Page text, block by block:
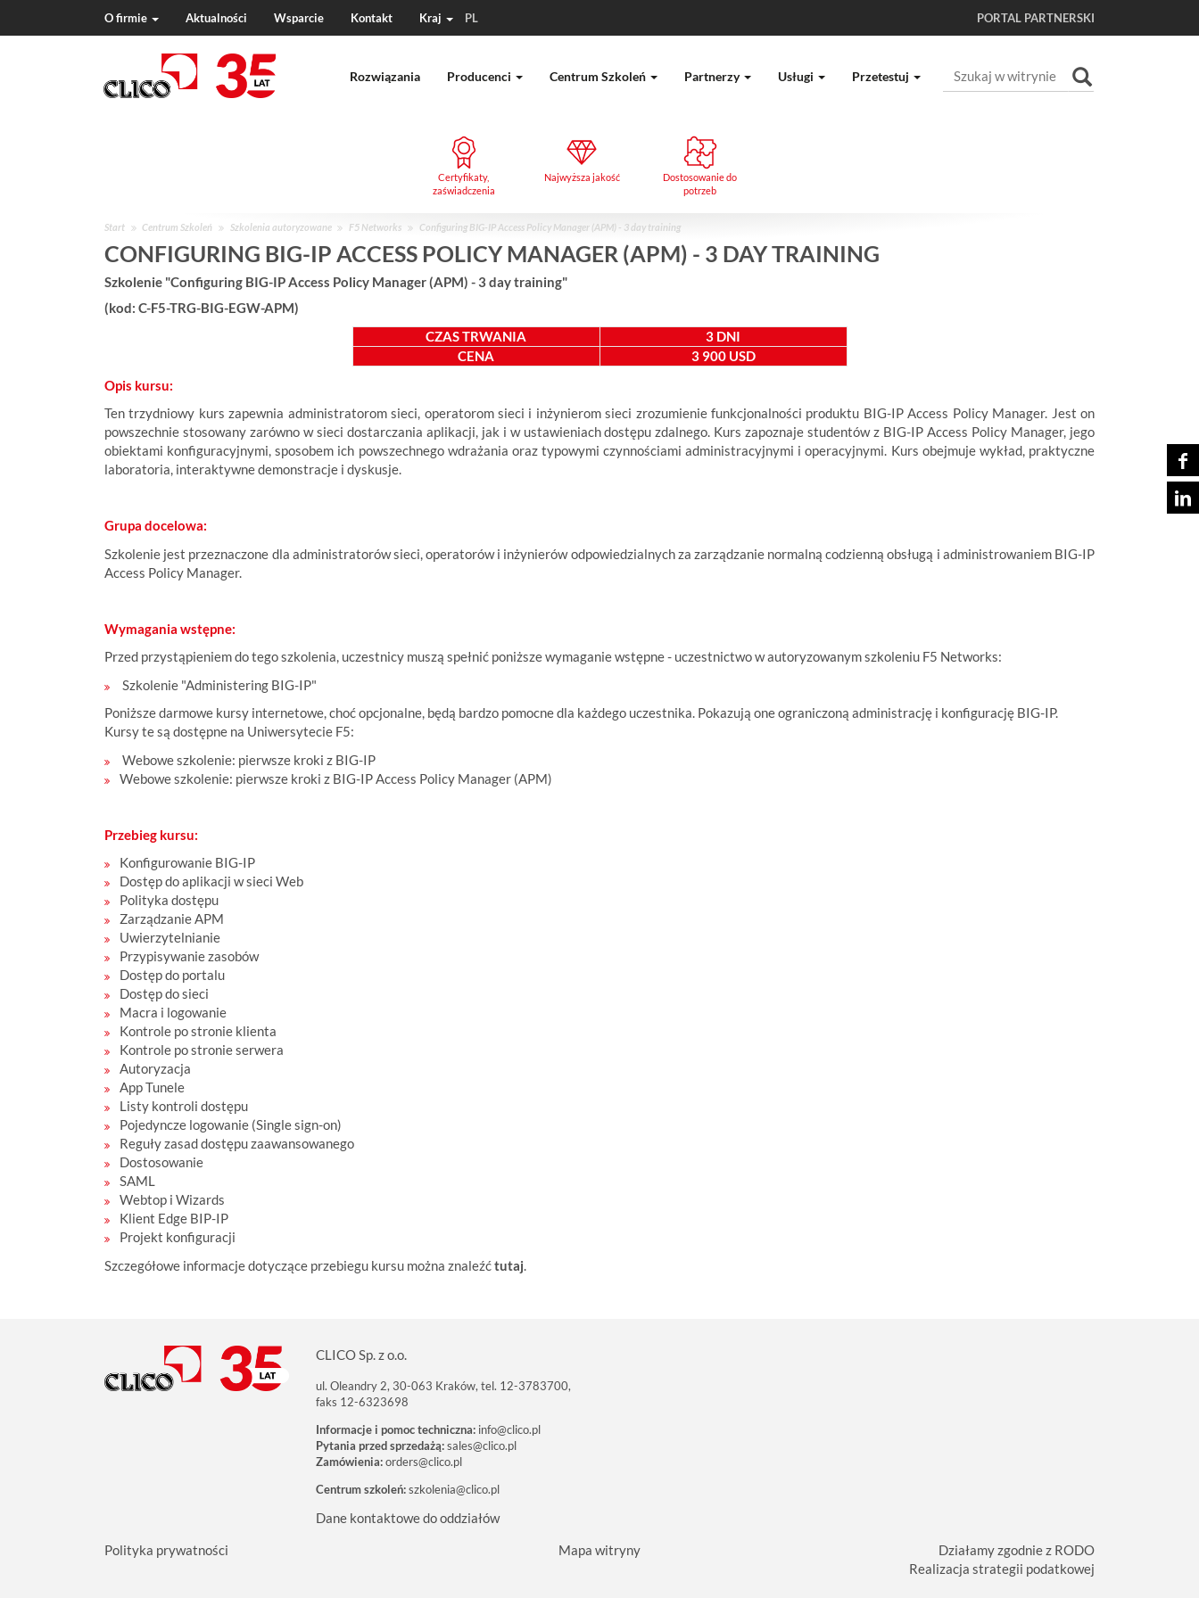
O firmie Aktualności Wsparcie Kontakt Kraj PL PORTAL PARTNERSKI
Rozwiązania Producenci Centrum Szkoleń Partnerzy Usługi Przetestuj
Szukaj
Certyfikaty,
zaświadczenia
Najwyższa jakość
Dostosowanie do
potrzeb
J
e
s
t
e
Start Centrum Szkoleń Szkolenia autoryzowane F5 Networks Configuring BIG-IP Access Policy Manager (APM) - 3 day training
CONFIGURING BIG-IP ACCESS POLICY MANAGER (APM) - 3 DAY TRAINING
Szkolenie "Configuring BIG-IP Access Policy Manager (APM) - 3 day training"
(kod: C-F5-TRG-BIG-EGW-APM)
CZAS TRWANIA
3 DNI
CENA
3 900 USD
Opis kursu:
Ten trzydniowy kurs zapewnia administratorom sieci, operatorom sieci i inżynierom sieci zrozumienie funkcjonalności produktu BIG-IP Access Policy Manager. Jest on
powszechnie stosowany zarówno w sieci dostarczania aplikacji, jak i w ustawieniach dostępu zdalnego. Kurs zapoznaje studentów z BIG-IP Access Policy Manager, jego
obiektami konfiguracyjnymi, sposobem ich powszechnego wdrażania oraz typowymi czynnościami administracyjnymi i operacyjnymi. Kurs obejmuje wykład, praktyczne
laboratoria, interaktywne demonstracje i dyskusje.
Grupa docelowa:
Szkolenie jest przeznaczone dla administratorów sieci, operatorów i inżynierów odpowiedzialnych za zarządzanie normalną codzienną obsługą i administrowaniem BIG-IP
Access Policy Manager.
Wymagania wstępne:
Przed przystąpieniem do tego szkolenia, uczestnicy muszą spełnić poniższe wymaganie wstępne - uczestnictwo w autoryzowanym szkoleniu F5 Networks:
Szkolenie "Administering BIG-IP"
Poniższe darmowe kursy internetowe, choć opcjonalne, będą bardzo pomocne dla każdego uczestnika. Pokazują one ograniczoną administrację i konfigurację BIG-IP.
Kursy te są dostępne na Uniwersytecie F5:
Webowe szkolenie: pierwsze kroki z BIG-IP
Webowe szkolenie: pierwsze kroki z BIG-IP Access Policy Manager (APM)
Przebieg kursu:
Konfigurowanie BIG-IP
Dostęp do aplikacji w sieci Web
Polityka dostępu
Zarządzanie APM
Uwierzytelnianie
Przypisywanie zasobów
Dostęp do portalu
Dostęp do sieci
Macra i logowanie
Kontrole po stronie klienta
Kontrole po stronie serwera
Autoryzacja
App Tunele
Listy kontroli dostępu
Pojedyncze logowanie (Single sign-on)
Reguły zasad dostępu zaawansowanego
Dostosowanie
SAML
Webtop i Wizards
Klient Edge BIP-IP
Projekt konfiguracji
Szczegółowe informacje dotyczące przebiegu kursu można znaleźćtutaj.
CLICO Sp. z o.o.
ul. Oleandry 2, 30-063 Kraków, tel. 12-3783700,
faks 12-6323698
Informacje i pomoc techniczna: info@clico.pl
Pytania przed sprzedażą:sales@clico.pl
Zamówienia:orders@clico.pl
Centrum szkoleń:szkolenia@clico.pl
Dane kontaktowe do oddziałów
Polityka prywatności
Mapa witryny
Działamy zgodnie z RODO
Realizacja strategii podatkowej